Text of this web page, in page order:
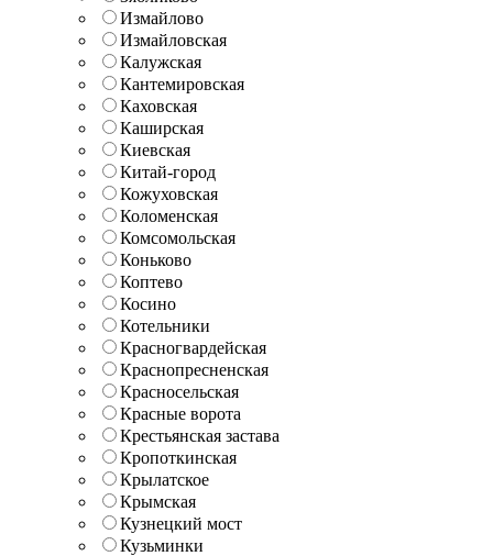
Измайлово
Измайловская
Калужская
Кантемировская
Каховская
Каширская
Киевская
Китай-город
Кожуховская
Коломенская
Комсомольская
Коньково
Коптево
Косино
Котельники
Красногвардейская
Краснопресненская
Красносельская
Красные ворота
Крестьянская застава
Кропоткинская
Крылатское
Крымская
Кузнецкий мост
Кузьминки